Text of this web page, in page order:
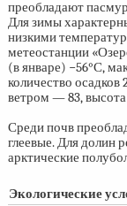
преобладают
Для зимы
низкими
метеостанции
(в январе) −56°С,
количество
ветром — 83,
Среди почв
глеевые. Для долин
арктические
Экологические